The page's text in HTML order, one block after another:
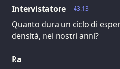
43.13
Intervistatore
Quanto dura un ciclo di
densità, nei nostri anni?
Ra